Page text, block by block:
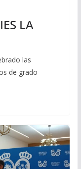
LA
las
de grado